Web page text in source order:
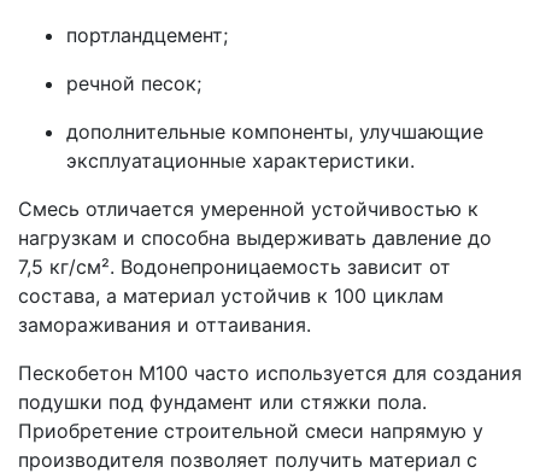
портландцемент;
речной песок;
дополнительные компоненты, улучшающие
эксплуатационные характеристики.
Смесь отличается умеренной устойчивостью к
нагрузкам и способна выдерживать давление до
7,5 кг/см². Водонепроницаемость зависит от
состава, а материал устойчив к 100 циклам
замораживания и оттаивания.
Пескобетон М100 часто используется для создания
подушки под фундамент или стяжки пола.
Приобретение строительной смеси напрямую у
производителя позволяет получить материал с